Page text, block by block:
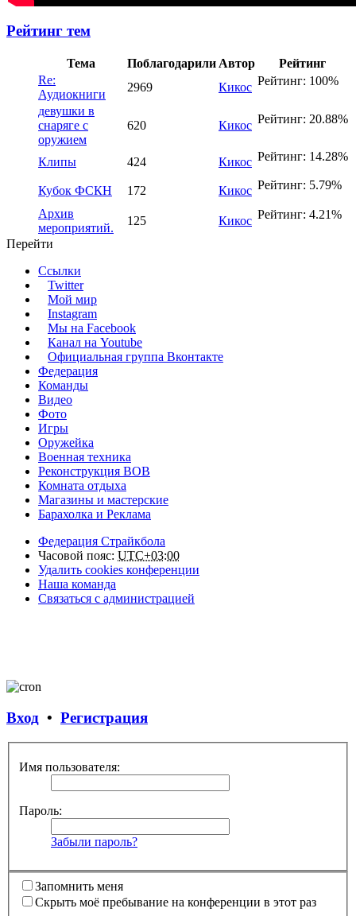
Рейтинг тем
Тема Поблагодарили Автор
Рейтинг
Re:
Аудиокниги
2969 Кикос Рейтинг: 100%
девушки в
снаряге с
оружием
620 Кикос Рейтинг: 20.88%
Клипы 424 Кикос Рейтинг: 14.28%
Кубок ФСКН 172 Кикос Рейтинг: 5.79%
Архив
мероприятий.
125 Кикос Рейтинг: 4.21%
Перейти
Ссылки
Twitter
Мой мир
Instagram
Мы на Facebook
Канал на Youtube
Официальная группа Вконтакте
Федерация
Команды
Видео
Фото
Игры
Оружейка
Военная техника
Реконструкция ВОВ
Комната отдыха
Магазины и мастерские
Барахолка и Реклама
Федерация Страйкбола
Часовой пояс: UTC+03:00
Удалить cookies конференции
Наша команда
Связаться с администрацией
Вход • Регистрация
Имя пользователя:
Пароль:
Забыли пароль?
Запомнить меня
Скрыть моё пребывание на конференции в этот раз